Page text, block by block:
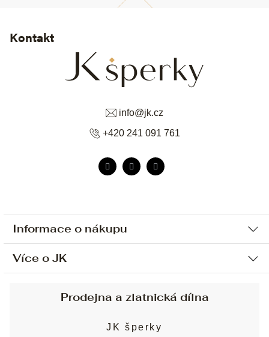
Informace o nákupu
Ochrana osobních údajů
Sjednání osobní schůzky
Obchodní podmínky
Více o JK
Kontakt
info@jk.cz
+420 241 091 761
Prodejna a zlatnická dílna
JK šperky